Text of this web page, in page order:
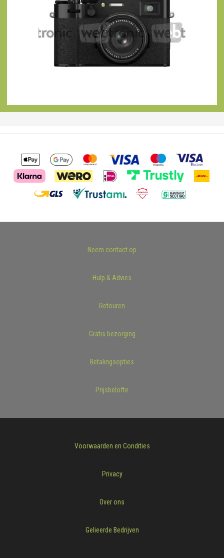
Neem contact op
Hulp & Advies
Retouren
Gratis bezorging
Betalingsopties
Prijsbelofte
Voorwaarden en Condities
Privacy
Over ons
Gelieerde Bedrijven